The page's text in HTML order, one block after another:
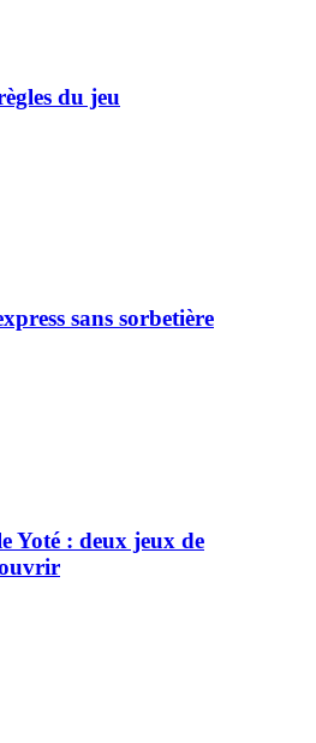
du jeu
sans sorbetière
Yoté : deux jeux de